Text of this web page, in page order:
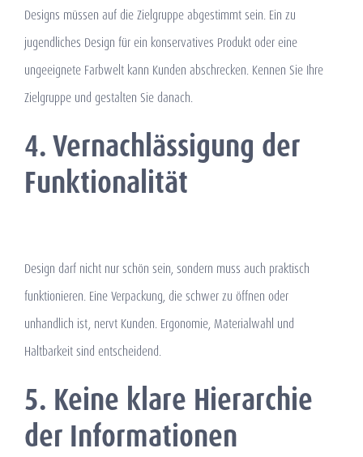
Designs müssen auf die Zielgruppe abgestimmt sein. Ein zu
jugendliches Design für ein konservatives Produkt oder eine
ungeeignete Farbwelt kann Kunden abschrecken. Kennen Sie Ihre
Zielgruppe und gestalten Sie danach.
4. Vernachlässigung der
Funktionalität
Design darf nicht nur schön sein, sondern muss auch praktisch
funktionieren. Eine Verpackung, die schwer zu öffnen oder
unhandlich ist, nervt Kunden. Ergonomie, Materialwahl und
Haltbarkeit sind entscheidend.
5. Keine klare Hierarchie
der Informationen